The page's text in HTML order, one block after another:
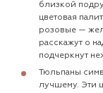
близкой
цветовая
розовые —
расскажут о
подчеркнут
Тюльпаны
лучшему. Эти